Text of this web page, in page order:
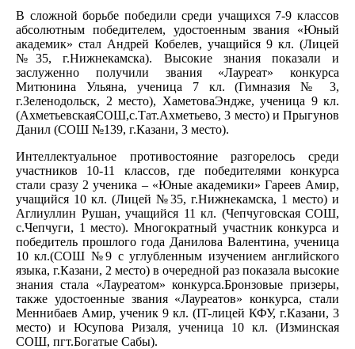
В сложной борьбе победили среди учащихся 7-9 классов
абсолютным победителем, удостоенным звания «Юный
академик» стал Андрей Кобелев, учащийся 9 кл. (Лицей
№35, г.Нижнекамска). Высокие знания показали и
заслуженно получили звания «Лауреат» конкурса
Митюнина Ульяна, ученица 7 кл. (Гимназия № 3,
г.Зеленодольск, 2 место), ХаметоваЭндже, ученица 9 кл.
(АхметьевскаяСОШ,с.Тат.Ахметьево, 3 место) и Прыгунов
Данил (СОШ №139, г.Казани, 3 место).
Интеллектуальное противостояние разгорелось среди
участников 10-11 классов, где победителями конкурса
стали сразу 2 ученика – «Юные академики» Гареев Амир,
учащийся 10 кл. (Лицей №35, г.Нижнекамска, 1 место) и
Аглиуллин Рушан, учащийся 11 кл. (Чепчуговская СОШ,
с.Чепчуги, 1 место). Многократный участник конкурса и
победитель прошлого года Данилова Валентина, ученица
10 кл.(СОШ №9 с углубленным изучением английского
языка, г.Казани, 2 место) в очередной раз показала высокие
знания стала «Лауреатом» конкурса.Бронзовые призеры,
также удостоенные звания «Лауреатов» конкурса, стали
Меннибаев Амир, ученик 9 кл. (IT-лицей КФУ, г.Казани, 3
место) и Юсупова Ризаля, ученица 10 кл. (Изминская
СОШ, пгт.Богатые Сабы).